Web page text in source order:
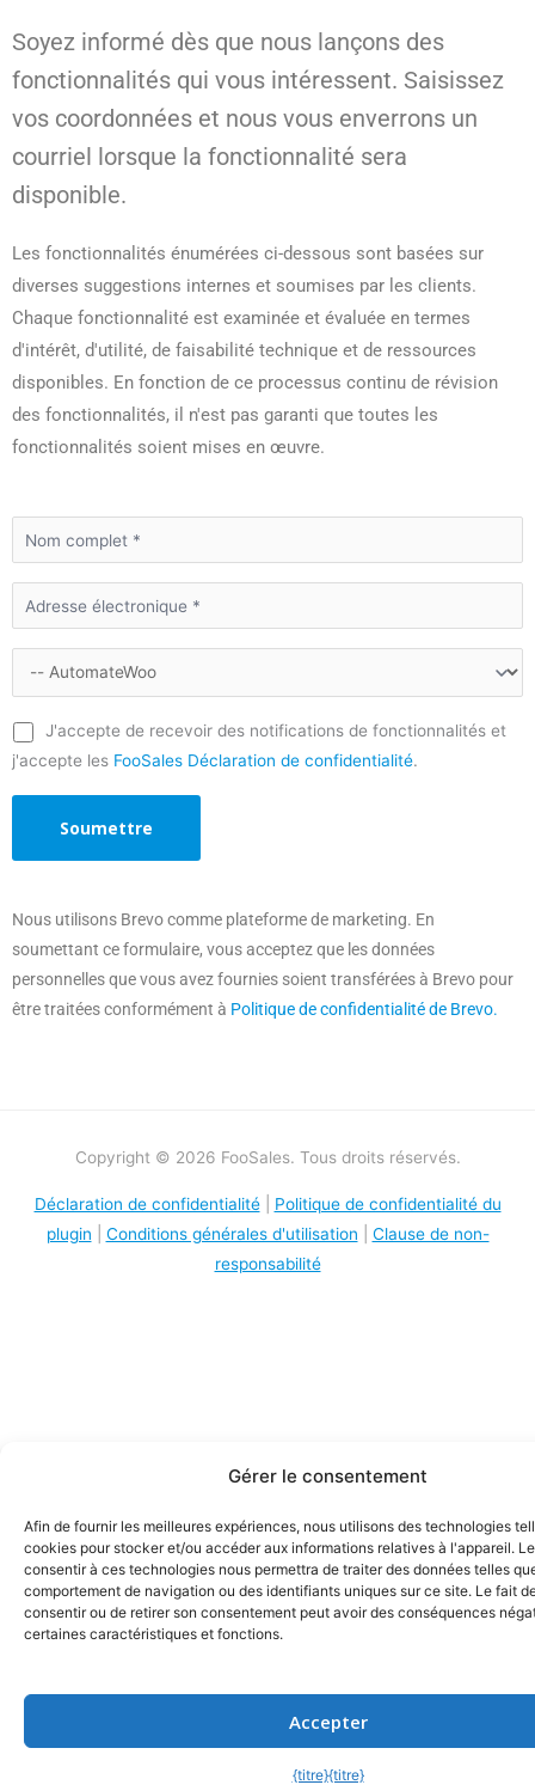
Gérer le consentement
Afin de fournir les meilleures expériences, nous utilisons des technologies
cookies pour stocker et/ou accéder aux informations relatives à l'appareil.
consentir à ces technologies nous permettra de traiter des données telles
comportement de navigation ou des identifiants uniques sur ce site. Le fait
consentir ou de retirer son consentement peut avoir des conséquences
certaines caractéristiques et fonctions.
Accepter
{titre}{titre}
Soyez informé dès que nous lançons des
fonctionnalités qui vous intéressent. Saisissez
vos coordonnées et nous vous enverrons un
courriel lorsque la fonctionnalité sera
disponible.
Les fonctionnalités énumérées ci-dessous sont basées sur
diverses suggestions internes et soumises par les clients.
Chaque fonctionnalité est examinée et évaluée en termes
d'intérêt, d'utilité, de faisabilité technique et de ressources
disponibles. En fonction de ce processus continu de révision
des fonctionnalités, il n'est pas garanti que toutes les
fonctionnalités soient mises en œuvre.
J'accepte de recevoir des notifications de fonctionnalités et
j'accepte les FooSales Déclaration de confidentialité.
Nous utilisons Brevo comme plateforme de marketing. En
soumettant ce formulaire, vous acceptez que les données
personnelles que vous avez fournies soient transférées à Brevo pour
être traitées conformément à Politique de confidentialité de Brevo.
Copyright © 2026 FooSales. Tous droits réservés.
Déclaration de confidentialité| Politique de confidentialité du
plugin
Conditions générales d'utilisation
Clause de non-
responsabilité